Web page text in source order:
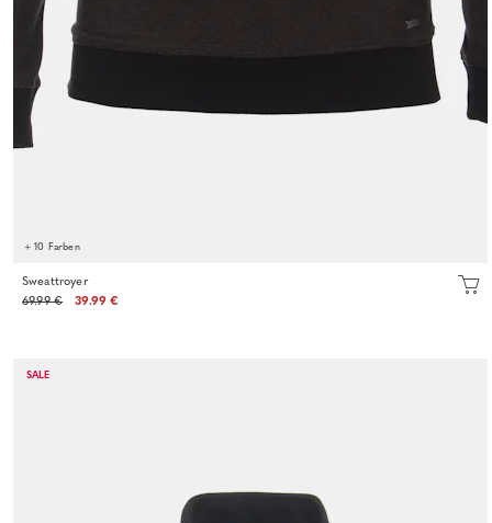
+ 10 Farben
Sweattroyer
69.99 €
39.99 €
SALE